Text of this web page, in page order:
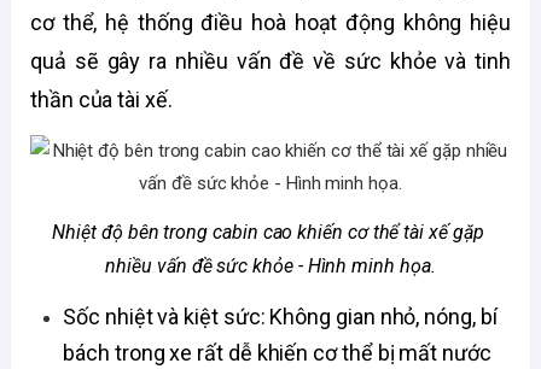
cơ thể, hệ thống điều hoà hoạt động không hiệu
quả sẽ gây ra nhiều vấn đề về sức khỏe và tinh
thần của tài xế.
Nhiệt độ bên trong cabin cao khiến cơ thể tài xế gặp
nhiều vấn đề sức khỏe - Hình minh họa.
Sốc nhiệt và kiệt sức: Không gian nhỏ, nóng, bí
bách trong xe rất dễ khiến cơ thể bị mất nước